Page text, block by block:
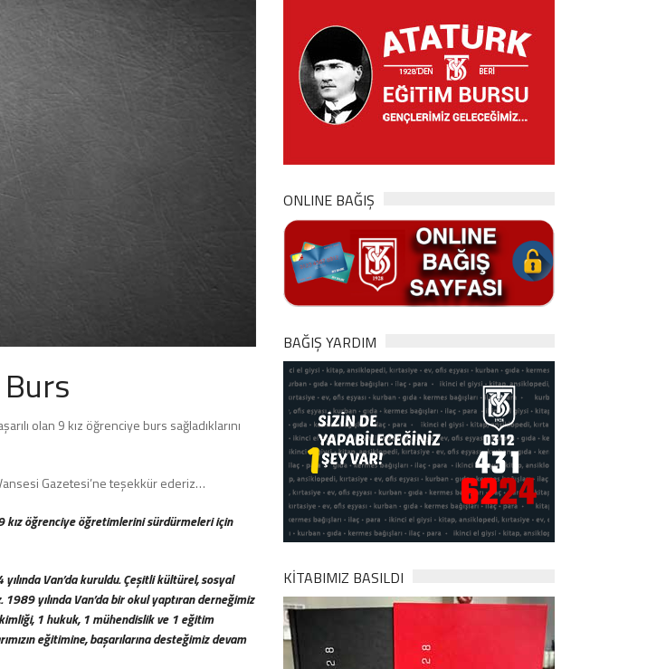
olan 9 kız öğrenciye burs sağladıklarını
Gazetesi’ne teşekkür ederiz…
kız öğrenciye öğretimlerini sürdürmeleri için
Van’da kuruldu. Çeşitli kültürel, sosyal
yılında Van’da bir okul yaptıran derneğimiz
1 hukuk, 1 mühendislik ve 1 eğitim
eğitimine, başarılarına desteğimiz devam
ONLINE BAĞIŞ
BAĞIŞ YARDIM
KİTABIMIZ BASILDI